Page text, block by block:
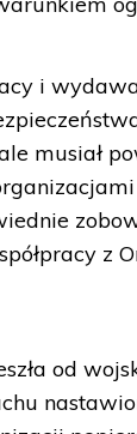
i
musiał
z
od